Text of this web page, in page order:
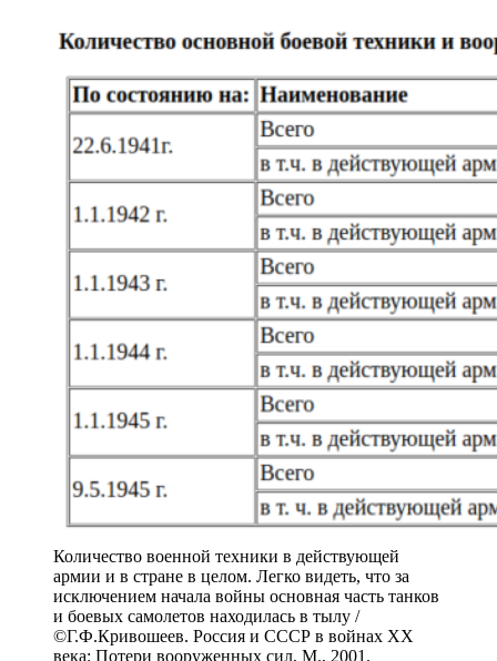
Количество военной техники в действующей
армии и в стране в целом. Легко видеть, что за
исключением начала войны основная часть танков
и боевых самолетов находилась в тылу /
©Г.Ф.Кривошеев. Россия и СССР в войнах XX
века: Потери вооруженных сил, М., 2001.